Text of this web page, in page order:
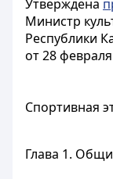
Утверждена
Министр
Республики
от 28
Спортивная
Глава 1.